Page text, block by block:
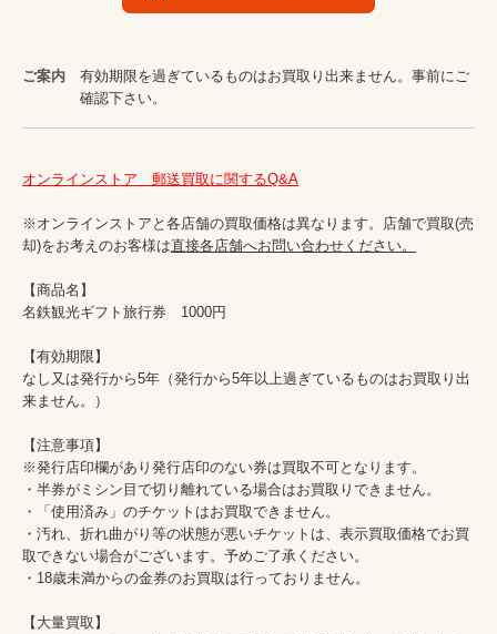
ご案内
有効期限を過ぎているものはお買取り出来ません。事前にご
確認下さい。
オンラインストア　郵送買取に関するQ&A
※オンラインストアと各店舗の買取価格は異なります。店舗で買取(売
却)をお考えのお客様は直接各店舗へお問い合わせください。
【商品名】
名鉄観光ギフト旅行券　1000円
【有効期限】
なし又は発行から5年（発行から5年以上過ぎているものはお買取り出
来ません。）
【注意事項】
※発行店印欄があり発行店印のない券は買取不可となります。
・半券がミシン目で切り離れている場合はお買取りできません。
・「使用済み」のチケットはお買取できません。
・汚れ、折れ曲がり等の状態が悪いチケットは、表示買取価格でお買
取できない場合がございます。予めご了承ください。
・18歳未満からの金券のお買取は行っておりません。
【大量買取】